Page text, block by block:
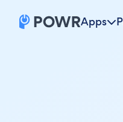
Apps